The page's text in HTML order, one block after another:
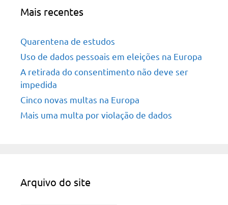
Mais recentes
Quarentena de estudos
Uso de dados pessoais em eleições na Europa
A retirada do consentimento não deve ser
impedida
Cinco novas multas na Europa
Mais uma multa por violação de dados
Arquivo do site